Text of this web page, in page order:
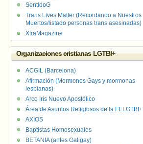
SentidoG
Trans Lives Matter (Recordando a Nuestros
Muertos/listado personas trans asesinadas)
XtraMagazine
Organizaciones cristianas LGTBI+
ACGIL (Barcelona)
Afirmación (Mormones Gays y mormonas
lesbianas)
Arco Iris Nuevo Apostólico
Área de Asuntos Religiosos de la FELGTBI+
AXIOS
Baptistas Homosexuales
BETANIA (antes Galigay)